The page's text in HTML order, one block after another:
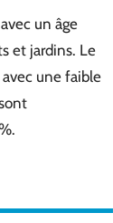
un âge
et jardins. Le
une faible